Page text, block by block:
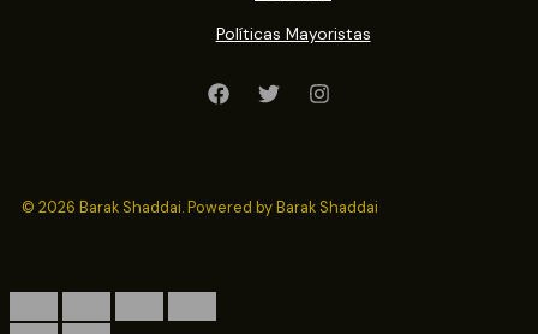
Políticas Mayoristas
© 2026 Barak Shaddai. Powered by Barak Shaddai